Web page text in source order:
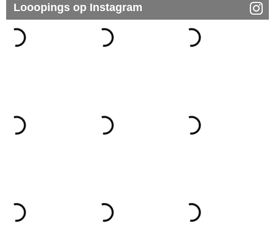
Looopings op Instagram